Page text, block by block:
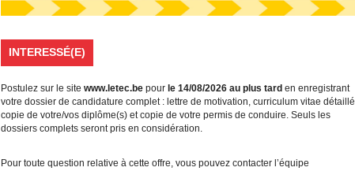
INTERESSÉ(E)
Postulez sur le site www.letec.be pour le 14/08/2026 au plus tard en enregistrant
votre dossier de candidature complet : lettre de motivation, curriculum vitae détaillé ,
copie de votre/vos diplôme(s) et copie de votre permis de conduire. Seuls les
dossiers complets seront pris en considération.
Pour toute question relative à cette offre, vous pouvez contacter l’équipe